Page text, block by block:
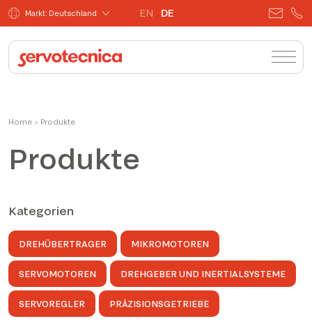
Markt: Deutschland EN DE
Home › Produkte
Produkte
Kategorien
DREHÜBERTRAGER MIKROMOTOREN
SERVOMOTOREN DREHGEBER UND INERTIALSYSTEME
SERVOREGLER PRÄZISIONSGETRIEBE